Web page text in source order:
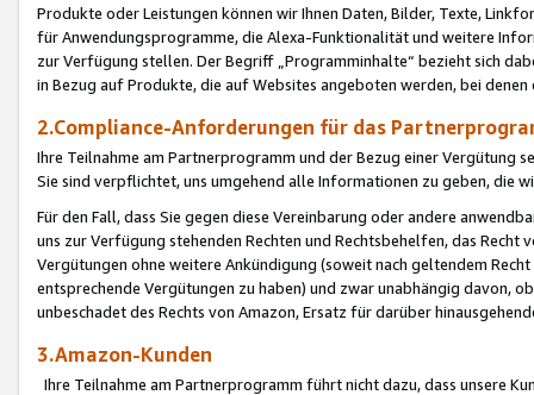
Produkte oder Leistungen können wir Ihnen Daten, Bilder, Texte,
für Anwendungsprogramme, die Alexa-Funktionalität und weitere
zur Verfügung stellen. Der Begriff „Programminhalte“ bezieht sich
in Bezug auf Produkte, die auf Websites angeboten werden, bei
2.Compliance-Anforderungen für das
Ihre Teilnahme am Partnerprogramm und der Bezug einer Vergütung
Sie sind verpflichtet, uns umgehend alle Informationen zu geben, die
Für den Fall, dass Sie gegen diese Vereinbarung oder andere
uns zur Verfügung stehenden Rechten und Rechtsbehelfen, das
Vergütungen ohne weitere Ankündigung (soweit nach geltendem
entsprechende Vergütungen zu haben) und zwar unabhängig davon,
unbeschadet des Rechts von Amazon, Ersatz für darüber
3.Amazon-Kunden
Ihre Teilnahme am Partnerprogramm führt nicht dazu, dass unsere